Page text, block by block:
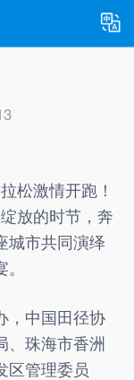
松激情开跑！
放的时节，奔
城市共同演绎
，中国田径协
、珠海市香洲
区管理委员